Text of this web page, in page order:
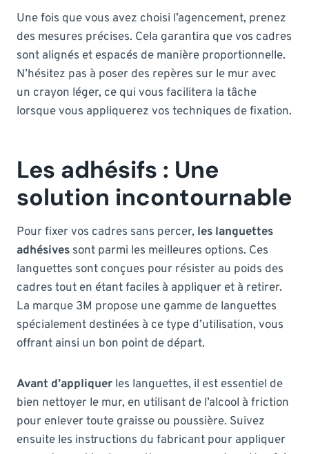
Une fois que vous avez choisi l’agencement, prenez
des mesures précises. Cela garantira que vos cadres
sont alignés et espacés de manière proportionnelle.
N’hésitez pas à poser des repères sur le mur avec
un crayon léger, ce qui vous facilitera la tâche
lorsque vous appliquerez vos techniques de fixation.
Les adhésifs : Une
solution incontournable
Pour fixer vos cadres sans percer, les languettes
adhésives sont parmi les meilleures options. Ces
languettes sont conçues pour résister au poids des
cadres tout en étant faciles à appliquer et à retirer.
La marque 3M propose une gamme de languettes
spécialement destinées à ce type d’utilisation, vous
offrant ainsi un bon point de départ.
Avant d’appliquer les languettes, il est essentiel de
bien nettoyer le mur, en utilisant de l’alcool à friction
pour enlever toute graisse ou poussière. Suivez
ensuite les instructions du fabricant pour appliquer